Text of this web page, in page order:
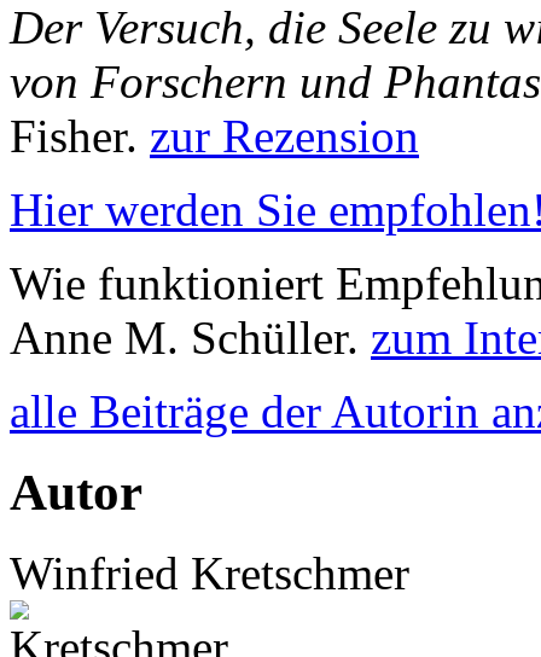
Der Versuch, die Seele zu
von Forschern und
Fisher. zur Rezension
Hier werden Sie
Wie funktioniert
Anne M. Schüller. zum
alle Beiträge der Autorin
Autor
Winfried Kretschmer